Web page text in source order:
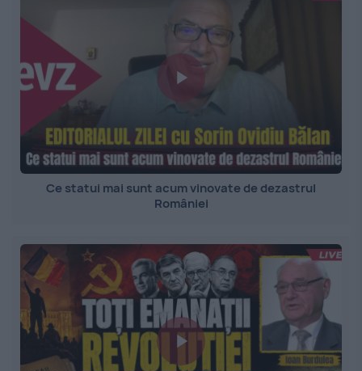
Ce statui mai sunt acum vinovate de dezastrul
României